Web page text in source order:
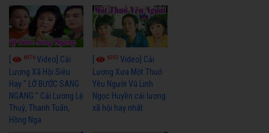
6976Video] Cải
Lương Xã Hội Siêu
Hay " LỠ BƯỚC SANG
NGANG " Cải Lương Lệ
Thuỷ, Thanh Tuấn,
Hồng Nga
6392Video] Cải
Lương Xưa Một Thuở
Yêu Người Vũ Linh
Ngọc Huyền cải lương
xã hội hay nhất